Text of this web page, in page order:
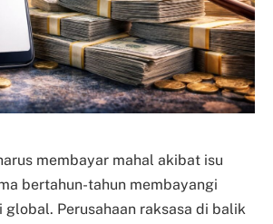
membayar mahal akibat isu
bertahun-tahun membayangi
Perusahaan raksasa di balik